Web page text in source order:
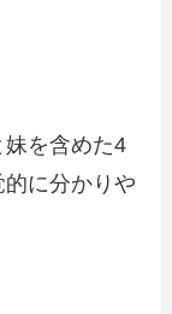
を含めた4
に分かりや